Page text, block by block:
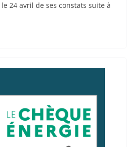
24 avril de ses constats suite à